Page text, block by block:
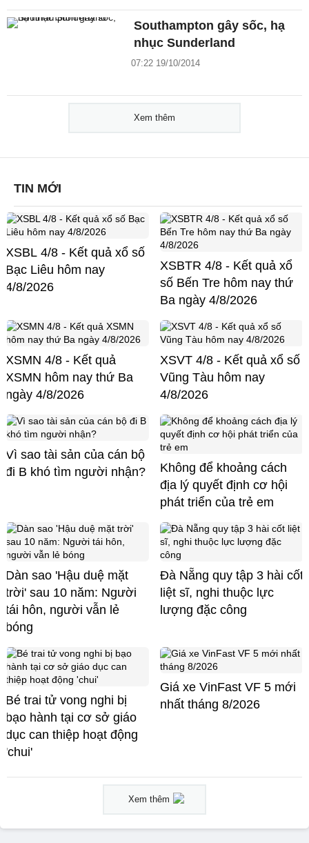
Southampton gây sốc, hạ
nhục Sunderland
07:22 19/10/2014
Xem thêm
TIN MỚI
XSBL 4/8 - Kết quả xổ số
Bạc Liêu hôm nay
4/8/2026
XSBTR 4/8 - Kết quả xổ
số Bến Tre hôm nay thứ
Ba ngày 4/8/2026
XSMN 4/8 - Kết quả
XSMN hôm nay thứ Ba
ngày 4/8/2026
XSVT 4/8 - Kết quả xổ số
Vũng Tàu hôm nay
4/8/2026
Vì sao tài sản của cán bộ
đi B khó tìm người nhận?
Không để khoảng cách
địa lý quyết định cơ hội
phát triển của trẻ em
Dàn sao 'Hậu duệ mặt
trời' sau 10 năm: Người
tái hôn, người vẫn lẻ
bóng
Đà Nẵng quy tập 3 hài cốt
liệt sĩ, nghi thuộc lực
lượng đặc công
Bé trai tử vong nghi bị
bạo hành tại cơ sở giáo
dục can thiệp hoạt động
'chui'
Giá xe VinFast VF 5 mới
nhất tháng 8/2026
Xem thêm